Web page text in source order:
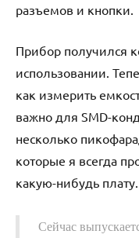
разъемов и кнопки.
Прибор получился
использовании.
как измерить
важно для SMD-
несколько
которые я всегда
какую-нибудь плату.
Сейчас